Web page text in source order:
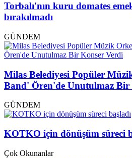
Torbalı'nın kuru domates
bırakılmadı
GÜNDEM
Milas Belediyesi Popüler
Band' Ören'de Unutulmaz Bir
GÜNDEM
KOTKO için dönüşüm süreci
Çok Okunanlar